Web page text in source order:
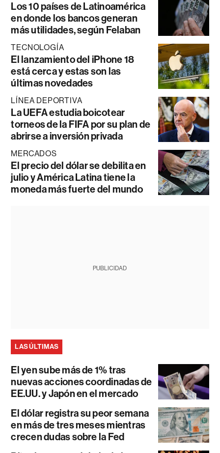
Los 10 países de Latinoamérica
en donde los bancos generan
más utilidades, según Felaban
TECNOLOGÍA
El lanzamiento del iPhone 18
está cerca y estas son las
últimas novedades
LÍNEA DEPORTIVA
La UEFA estudia boicotear
torneos de la FIFA por su plan de
abrirse a inversión privada
MERCADOS
El precio del dólar se debilita en
julio y América Latina tiene la
moneda más fuerte del mundo
PUBLICIDAD
LAS ÚLTIMAS
El yen sube más de 1% tras
nuevas acciones coordinadas de
EE.UU. y Japón en el mercado
El dólar registra su peor semana
en más de tres meses mientras
crecen dudas sobre la Fed